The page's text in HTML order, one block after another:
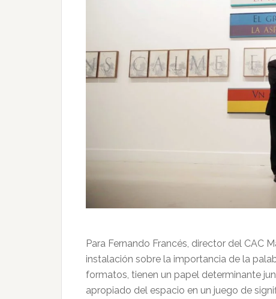
Para Fernando Francés, director del CAC
instalación sobre la importancia de la
formatos, tienen un papel determinante
apropiado del espacio en un juego de